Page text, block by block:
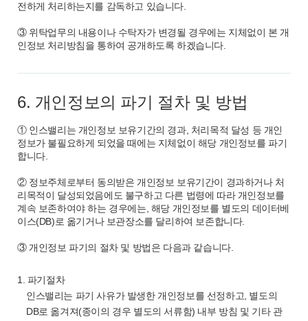
전하게 처리하는지를 감독하고 있습니다.
③ 위탁업무의 내용이나 수탁자가 변경될 경우에는 지체없이 본 개
인정보 처리방침을 통하여 공개하도록 하겠습니다.
6. 개인정보의 파기 절차 및 방법
① 인스밸리는 개인정보 보유기간의 경과, 처리목적 달성 등 개인
정보가 불필요하게 되었을 때에는 지체없이 해당 개인정보를 파기
합니다.
② 정보주체로부터 동의받은 개인정보 보유기간이 경과하거나 처
리목적이 달성되었음에도 불구하고 다른 법령에 따라 개인정보를
계속 보존하여야 하는 경우에는, 해당 개인정보를 별도의 데이터베
이스(DB)로 옮기거나 보관장소를 달리하여 보존합니다.
③ 개인정보 파기의 절차 및 방법은 다음과 같습니다.
1. 파기절차
인스밸리는 파기 사유가 발생한 개인정보를 선정하고, 별도의
DB로 옮겨져(종이의 경우 별도의 서류함) 내부 방침 및 기타 관